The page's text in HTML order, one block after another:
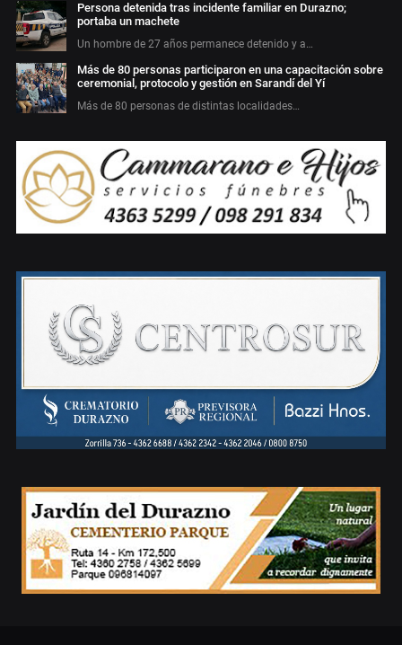
Persona detenida tras incidente familiar en Durazno;
portaba un machete
Un hombre de 27 años permanece detenido y a…
Más de 80 personas participaron en una capacitación sobre
ceremonial, protocolo y gestión en Sarandí del Yí
Más de 80 personas de distintas localidades…